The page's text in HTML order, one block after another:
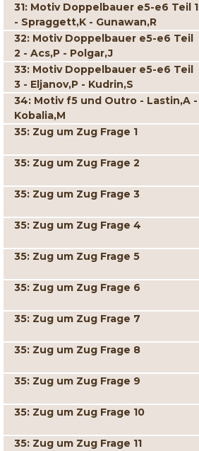
31: Motiv Doppelbauer e5-e6 Teil 1
- Spraggett,K - Gunawan,R
32: Motiv Doppelbauer e5-e6 Teil
2 - Acs,P - Polgar,J
33: Motiv Doppelbauer e5-e6 Teil
3 - Eljanov,P - Kudrin,S
34: Motiv f5 und Outro - Lastin,A -
Kobalia,M
35: Zug um Zug Frage 1
35: Zug um Zug Frage 2
35: Zug um Zug Frage 3
35: Zug um Zug Frage 4
35: Zug um Zug Frage 5
35: Zug um Zug Frage 6
35: Zug um Zug Frage 7
35: Zug um Zug Frage 8
35: Zug um Zug Frage 9
35: Zug um Zug Frage 10
35: Zug um Zug Frage 11